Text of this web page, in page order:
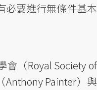
必要進行無條件基本
會（Royal Society of
Painter）與